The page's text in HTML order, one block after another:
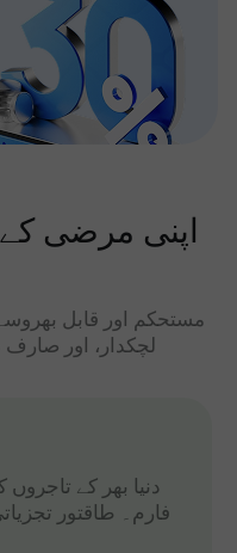
اپنی مرضی
مستحکم اور قابل بھروسہ
لچکدار، اور
دنیا بھر کے
فارم۔ طاقتور